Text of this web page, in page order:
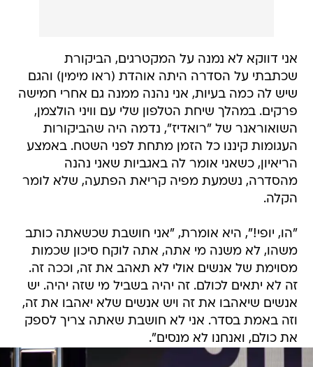
אני דווקא לא נמנה על המקטרגים, הביקורת
שכתבתי על הסדרה היתה אוהדת (ראו מימין) והגם
שיש לה כמה בעיות, אני נהנה ממנה גם אחרי חמישה
פרקים. במהלך שיחת הטלפון שלי עם וויני הולצמן,
השואוראנר של "רואדיז", נדמה היה שהביקורות
העגומות קיננו כל הזמן מתחת לפני השטח. באמצע
הריאיון, כשאני אומר לה באגביות שאני נהנה
מהסדרה, נשמעת מפיה קריאת הפתעה, שלא לומר
הקלה.
"הו, יופי!", היא אומרת, "אני חושבת שכשאתה כותב
משהו, לא משנה מי אתה, אתה לוקח סיכון שכמות
מסוימת של אנשים אולי לא תאהב את זה, וככה זה.
זה לא יתאים לכולם. זה יהיה בשביל מי שזה יהיה. יש
אנשים שיאהבו את זה ויש אנשים שלא יאהבו את זה,
וזה באמת בסדר. אני לא חושבת שאתה צריך לספק
את כולם, ואנחנו לא מנסים".